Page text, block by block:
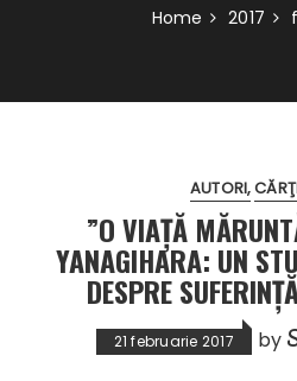
Home 2017
AUTORI
”O VIAȚĂ
YANAGIHARA: UN
DESPRE
21 februarie 2017 by